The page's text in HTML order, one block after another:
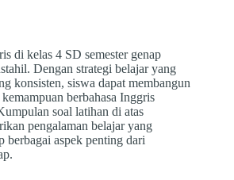
di kelas 4 SD semester genap
Dengan strategi belajar yang
konsisten, siswa dapat membangun
berbahasa Inggris
soal latihan di atas
pengalaman belajar yang
berbagai aspek penting dari